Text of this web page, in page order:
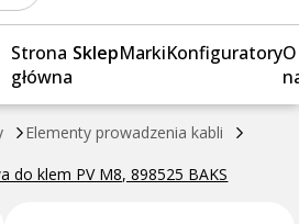
Strona
główna
SklepMarkiKonfiguratoryO
Elementy prowadzenia kabli
do klem PV M8, 898525 BAKS